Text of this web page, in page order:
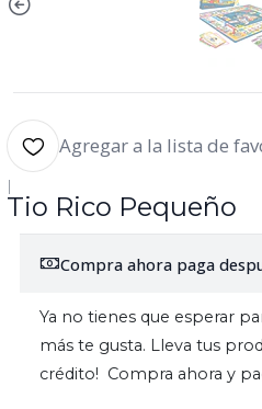
Agregar a la lista de
|
Tio Rico Pequeño
Compra ahora paga
Ya no tienes que esperar
más te gusta. Lleva tus
crédito! Compra ahora y